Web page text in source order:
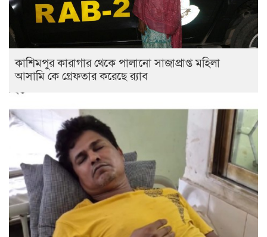
কাশিমপুর কারাগার থেকে পালানো সাজাপ্রাপ্ত মহিলা
আসামি কে গ্রেফতার করেছে র‍্যাব